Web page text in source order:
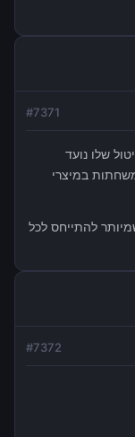
#7371
שלו נועד
במיצרי
להתייחס לכל
#7372